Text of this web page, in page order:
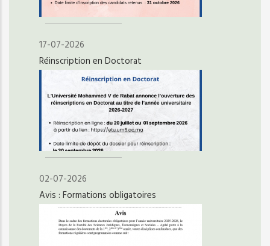
17-07-2026
Réinscription en Doctorat
02-07-2026
Avis : Formations obligatoires